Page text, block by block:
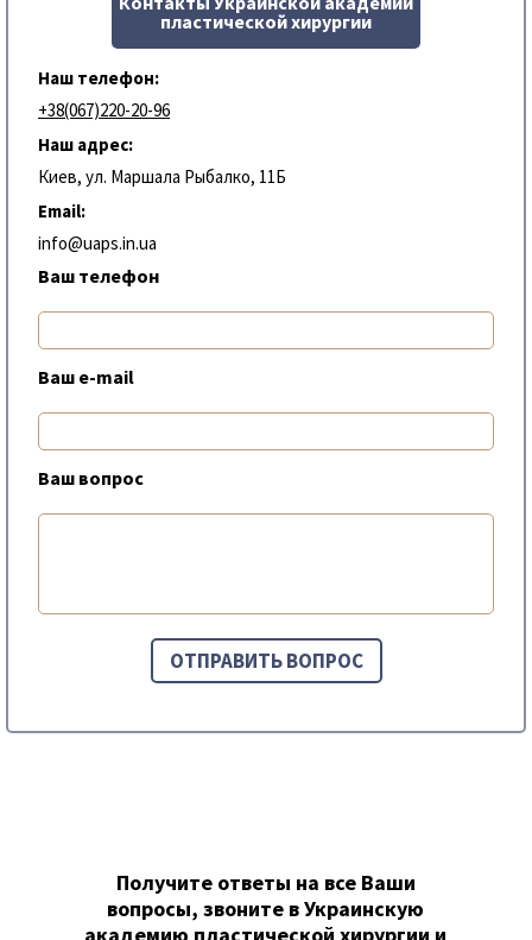
пластической хирургии
Наш телефон:
+38(067)220-20-96
Наш адрес:
Киев, ул. Маршала Рыбалко, 11Б
Email:
info@uaps.in.ua
Ваш телефон
Ваш e-mail
Ваш вопрос
Получите ответы на все Ваши
вопросы, звоните в Украинскую
академию пластической хирургии и